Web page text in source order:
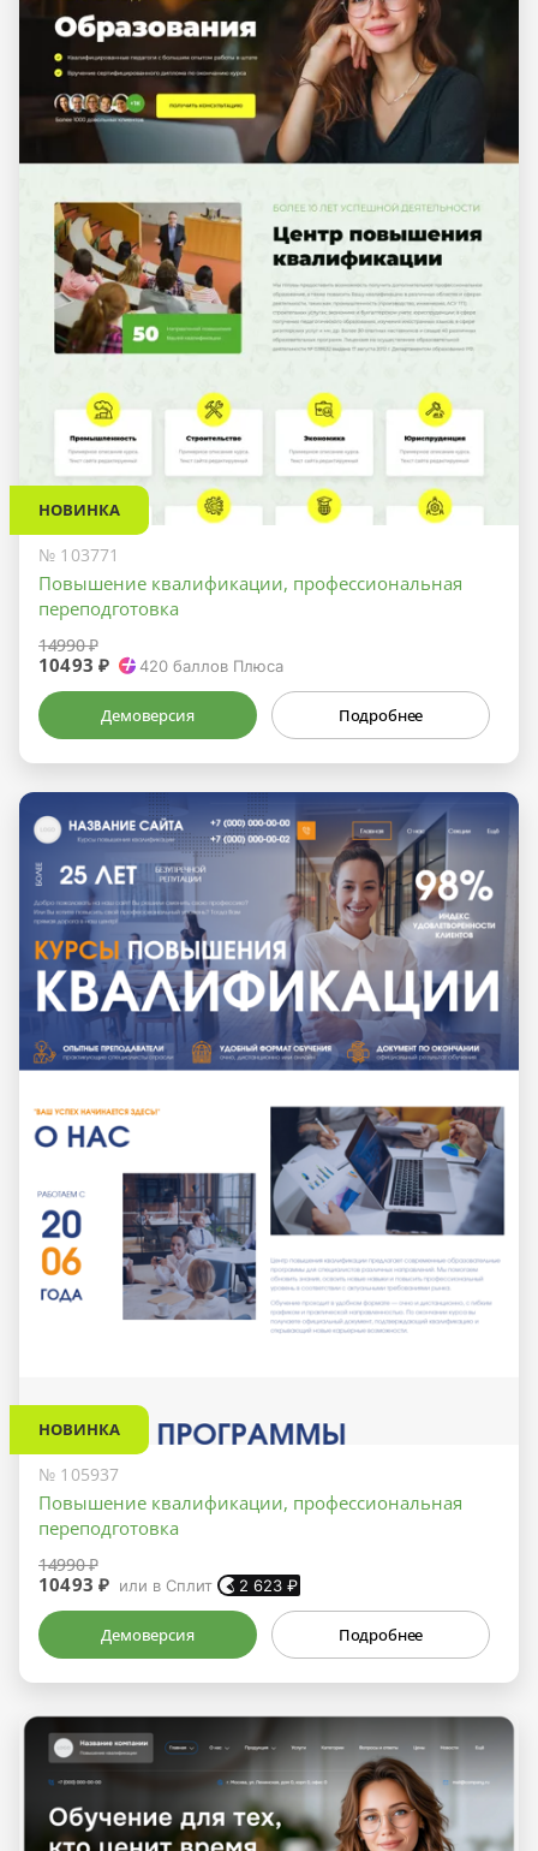
НОВИНКА
№ 103771
Повышение квалификации, профессиональная
переподготовка
14990 ₽
10493 ₽ 420 баллов Плюса
Демоверсия Подробнее
НОВИНКА
№ 105937
Повышение квалификации, профессиональная
переподготовка
14990 ₽
10493 ₽ или в Сплит 2 623 ₽
Демоверсия Подробнее